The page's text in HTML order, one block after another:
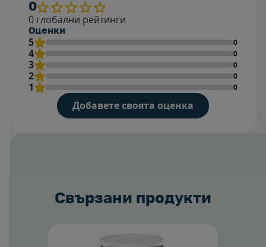
0
0 глобални рейтинги
Оценки
5 0
4 0
3 0
2 0
1 0
Добавете своята оценка
Напиши отзив
Свързани продукти